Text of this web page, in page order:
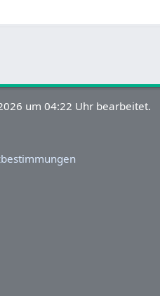
um 04:22 Uhr bearbeitet.